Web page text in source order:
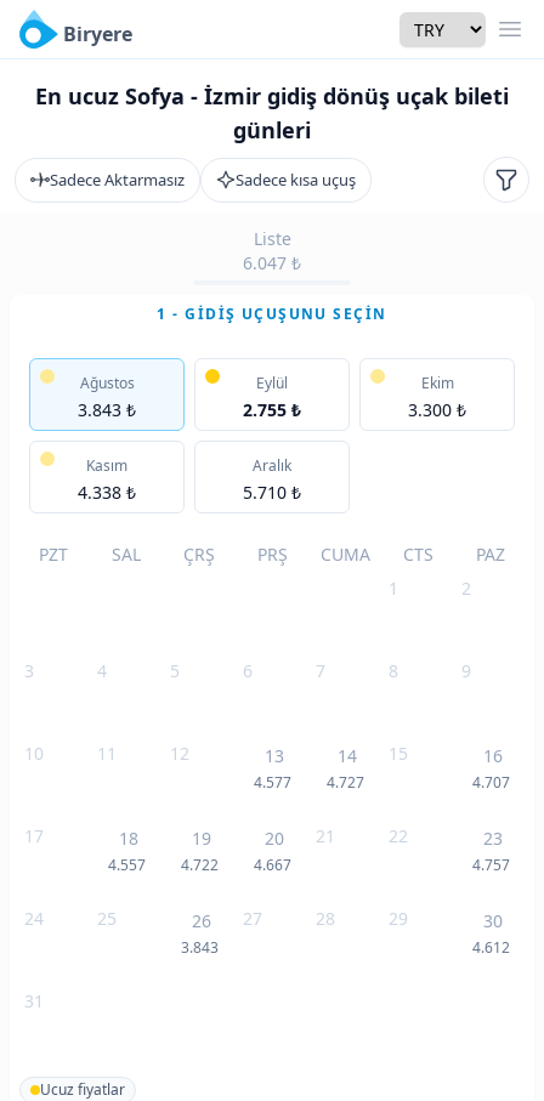
Biryere Currency
En ucuz Sofya - İzmir gidiş dönüş uçak bileti
günleri
Sadece Aktarmasız Sadece kısa uçuş
Liste
6.047 ₺
1 - GIDIŞ UÇUŞUNU SEÇIN
Ağustos
3.843 ₺
Eylül
2.755 ₺
Ekim
3.300 ₺
Kasım
4.338 ₺
Aralık
5.710 ₺
PZT SAL ÇRŞ PRŞ CUMA CTS
PAZ
1
2
3 4 5 6 7 8 9
10 11 12 13
4.577
14
4.727
15 16
4.707
17 18
4.557
19
4.722
20
4.667
21 22 23
4.757
24 25 26
3.843
27 28 29 30
4.612
31
Ucuz fiyatlar